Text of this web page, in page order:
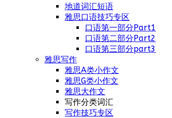
地道词汇短语
雅思口语技巧专区
口语第一部分Part1
口语第二部分Part2
口语第三部分part3
雅思写作
雅思A类小作文
雅思G类小作文
雅思大作文
写作分类词汇
写作技巧专区